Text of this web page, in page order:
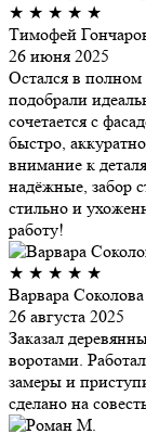
★ ★ ★ ★ ★
Тимофей
26 июня 2025
Остался в полном
подобрали
сочетается с
быстро,
внимание к
надёжные, забор
стильно и
работу!
★ ★ ★ ★ ★
Варвара Соколова
26 августа 2025
Заказал
воротами.
замеры и
сделано на